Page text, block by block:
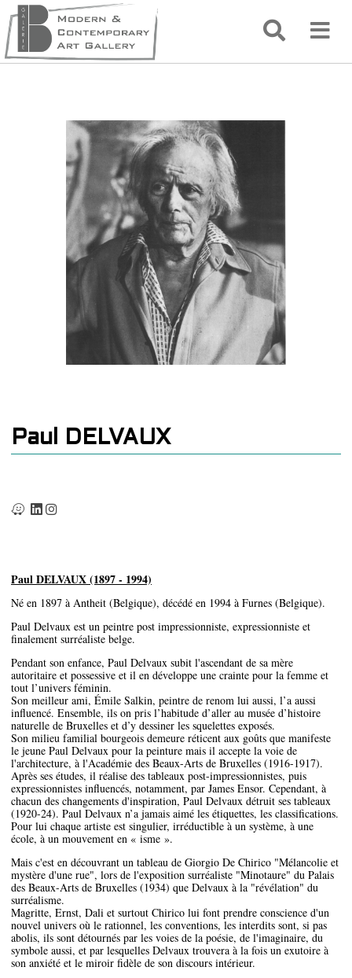
Paul DELVAUX
Paul DELVAUX (1897 - 1994)
Né en 1897 à Antheit (Belgique), décédé en 1994 à Furnes (Belgique).
Paul Delvaux est un peintre post impressionniste, expressionniste et
finalement surréaliste belge.
Pendant son enfance, Paul Delvaux subit l'ascendant de sa mère
autoritaire et possessive et il en développe une crainte pour la femme et
tout l’univers féminin.
Son meilleur ami, Émile Salkin, peintre de renom lui aussi, l’a aussi
influencé. Ensemble, ils on pris l’habitude d’aller au musée d’histoire
naturelle de Bruxelles et d’y dessiner les squelettes exposés.
Son milieu familial bourgeois demeure réticent aux goûts que manifeste
le jeune Paul Delvaux pour la peinture mais il accepte la voie de
l'architecture, à l'Académie des Beaux-Arts de Bruxelles (1916-1917).
Après ses études, il réalise des tableaux post-impressionnistes, puis
expressionnistes influencés, notamment, par James Ensor. Cependant, à
chacun des changements d'inspiration, Paul Delvaux détruit ses tableaux
(1920-24). Paul Delvaux n’a jamais aimé les étiquettes, les classifications.
Pour lui chaque artiste est singulier, irréductible à un système, à une
école, à un mouvement en « isme ».
Mais c'est en découvrant un tableau de Giorgio De Chirico "Mélancolie et
mystère d'une rue", lors de l'exposition surréaliste "Minotaure" du Palais
des Beaux-Arts de Bruxelles (1934) que Delvaux à la "révélation" du
surréalisme.
Magritte, Ernst, Dali et surtout Chirico lui font prendre conscience d'un
nouvel univers où le rationnel, les conventions, les interdits sont, si pas
abolis, ils sont détournés par les voies de la poésie, de l'imaginaire, du
symbole aussi, et par lesquelles Delvaux trouvera à la fois un exutoire à
son anxiété et le miroir fidèle de son discours intérieur.